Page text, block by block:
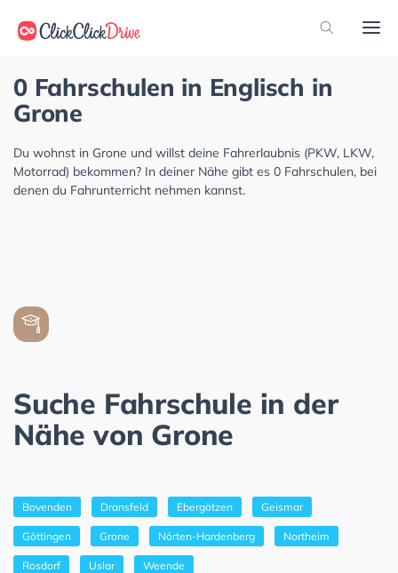
0 Fahrschulen in Englisch in
Grone
Du wohnst in Grone und willst deine Fahrerlaubnis (PKW, LKW,
Motorrad) bekommen? In deiner Nähe gibt es 0 Fahrschulen, bei
denen du Fahrunterricht nehmen kannst.
Suche Fahrschule in der
Nähe von Grone
Bovenden Dransfeld Ebergötzen Geismar
Göttingen Grone Nörten-Hardenberg Northeim
Rosdorf Uslar Weende